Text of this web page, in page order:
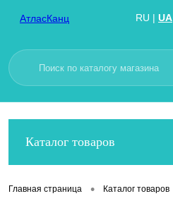
RU | UA
Каталог товаров
Главная страница • Каталог товаров